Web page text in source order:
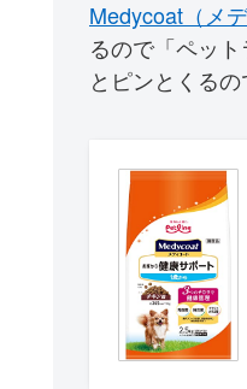
Medycoat（メ
るので「ペッ
とピンとくるの